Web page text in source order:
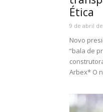
Ética
9 de abril de
Novo
“bala de
Arbex* O